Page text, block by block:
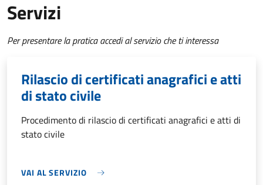
Servizi
Per presentare la pratica accedi al servizio che ti interessa
Rilascio di certificati anagrafici e atti
di stato civile
Procedimento di rilascio di certificati anagrafici e atti di
stato civile
VAI AL SERVIZIO